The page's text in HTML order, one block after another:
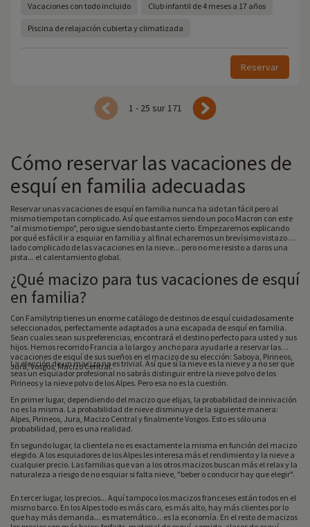
Vacaciones con todo incluido Club infantil de 4 meses a 17 años
Piscina de relajación cubierta y climatizada
Reservar
1 - 25 sur 171
Cómo reservar las vacaciones de
esquí en familia adecuadas
Reservar unas vacaciones de esquí en familia nunca ha sido tan fácil pero al
mismo tiempo tan complicado. Así que estamos siendo un poco Macron con este
"al mismo tiempo", pero sigue siendo bastante cierto. Empezaremos explicando
por qué es fácil ir a esquiar en familia y al final echaremos un brevísimo vistazo al
lado complicado de las vacaciones en la nieve... pero no me resisto a daros una
pista... el calentamiento global.
¿Qué macizo para tus vacaciones de esquí
en familia?
Con Familytrip tienes un enorme catálogo de destinos de esquí cuidadosamente
seleccionados, perfectamente adaptados a una escapada de esquí en familia.
Sean cuales sean sus preferencias, encontrará el destino perfecto para usted y sus
hijos. Hemos recorrido Francia a lo largo y ancho para ayudarle a reservar las
vacaciones de esquí de sus sueños en el macizo de su elección: Saboya, Pirineos,
Jura, Vosgos, Macizo Central.
La elección de un macizo no es trivial. Así que sí la nieve es la nieve y a no ser que
seas un esquiador profesional no sabrás distinguir entre la nieve polvo de los
Pirineos y la nieve polvo de los Alpes. Pero esa no es la cuestión.
En primer lugar, dependiendo del macizo que elijas, la probabilidad de innivación
no es la misma. La probabilidad de nieve disminuye de la siguiente manera:
Alpes, Pirineos, Jura, Macizo Central y finalmente Vosgos. Esto es sólo una
probabilidad, pero es una realidad.
En segundo lugar, la clientela no es exactamente la misma en función del macizo
elegido. A los esquiadores de los Alpes les interesa más el rendimiento y la nieve a
cualquier precio. Las familias que van a los otros macizos buscan más el relax y la
naturaleza a riesgo de no esquiar si falta nieve, "beber o conducir hay que elegir".
En tercer lugar, los precios... Aquí tampoco los macizos franceses están todos en el
mismo barco. En los Alpes todo es más caro, es más alto, hay más clientes por lo
que hay más demanda... es matemático... es la economía. En el resto de macizos